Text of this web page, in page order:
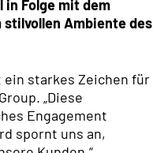
in Folge mit dem
stilvollen Ambiente des
ein starkes Zeichen für
„Diese
Engagement
spornt uns an,